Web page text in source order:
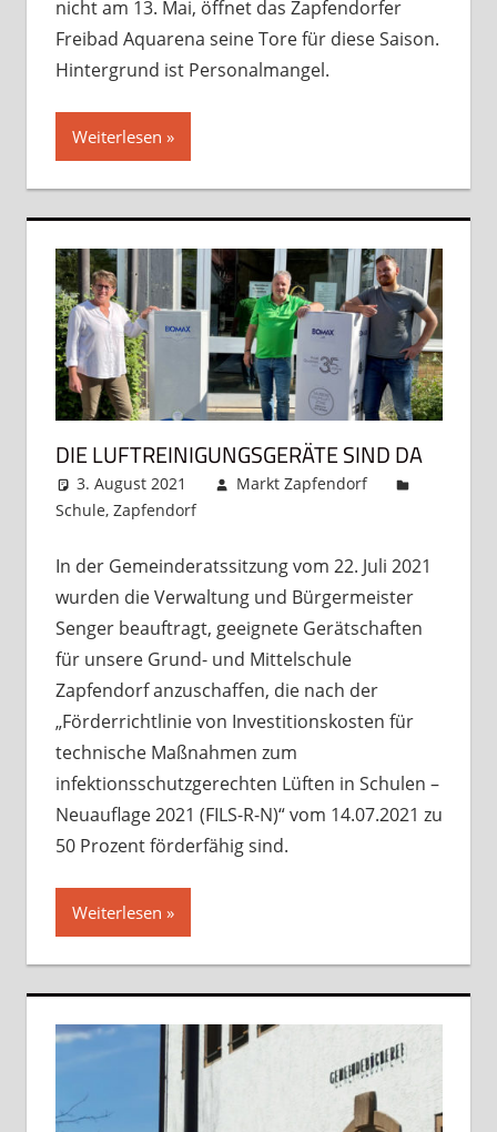
nicht am 13. Mai, öffnet das Zapfendorfer
Freibad Aquarena seine Tore für diese Saison.
Hintergrund ist Personalmangel.
Weiterlesen
DIE LUFTREINIGUNGSGERÄTE SIND DA
3. August 2021
Markt Zapfendorf
Schule, Zapfendorf
In der Gemeinderatssitzung vom 22. Juli 2021
wurden die Verwaltung und Bürgermeister
Senger beauftragt, geeignete Gerätschaften
für unsere Grund- und Mittelschule
Zapfendorf anzuschaffen, die nach der
„Förderrichtlinie von Investitionskosten für
technische Maßnahmen zum
infektionsschutzgerechten Lüften in Schulen –
Neuauflage 2021 (FILS-R-N)“ vom 14.07.2021 zu
50 Prozent förderfähig sind.
Weiterlesen